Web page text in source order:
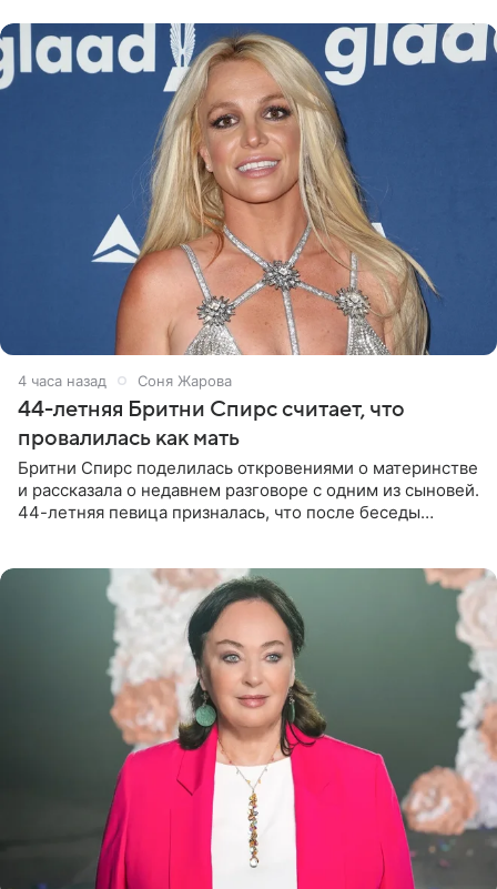
4 часа назад Соня Жарова
44-летняя Бритни Спирс считает, что
провалилась как мать
Бритни Спирс поделилась откровениями о материнстве
и рассказала о недавнем разговоре с одним из сыновей.
44-летняя певица призналась, что после беседы